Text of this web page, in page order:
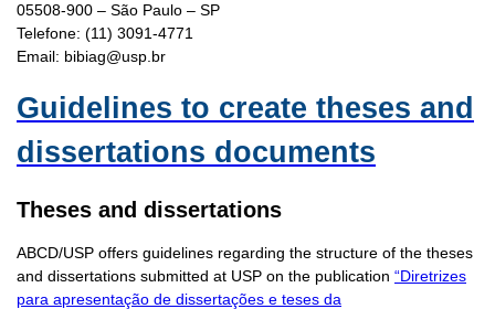
05508-900 – São Paulo – SP
Telefone: (11) 3091-4771
Email: bibiag@usp.br
Guidelines to create theses and
dissertations documents
Theses and dissertations
ABCD/USP offers guidelines regarding the structure of the theses
and dissertations submitted at USP on the publication “Diretrizes
para apresentação de dissertações e teses da